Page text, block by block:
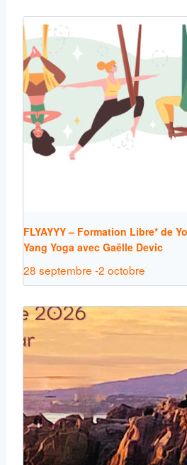
FLYAYYY – Formation Libre* de
Yang Yoga avec Gaëlle Devic
28 septembre -2 octobre